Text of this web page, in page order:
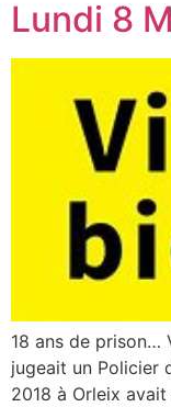
Lundi 8
18 ans de prison…
jugeait un Policier
2018 à Orleix